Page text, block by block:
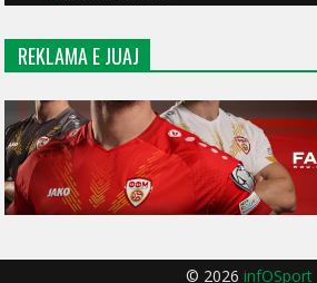
REKLAMA E JUAJ
© 2026 infOSport